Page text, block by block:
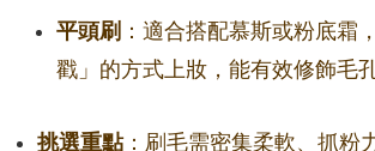
平頭刷 ：適合搭配慕斯或粉底霜
戳」的方式上妝，能有效修飾毛孔
挑選重點：刷毛需密集柔軟、抓粉